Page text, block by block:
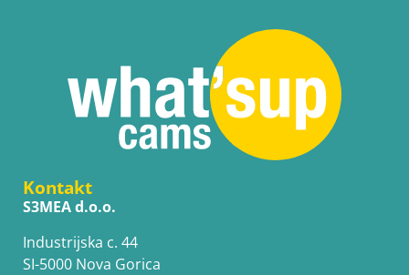
Kontakt
S3MEA d.o.o.
Industrijska c. 44
SI-5000 Nova Gorica